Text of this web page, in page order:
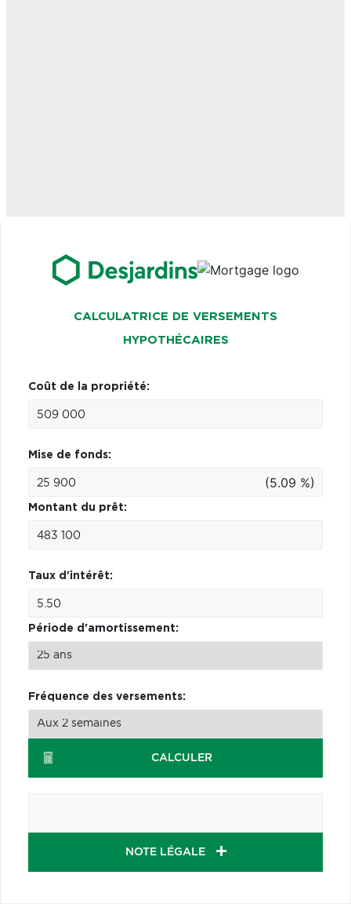
CALCULATRICE DE VERSEMENTS
HYPOTHÉCAIRES
Coût de la propriété:
Mise de fonds:
(5.09 %)
Montant du prêt:
Taux d'intérêt:
Période d'amortissement:
Fréquence des versements:
CALCULER
NOTE LÉGALE